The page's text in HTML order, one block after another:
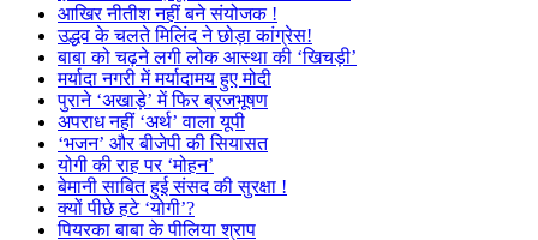
आखिर नीतीश नहीं बने संयोजक !
उद्धव के चलते मिलिंद ने छोड़ा कांग्रेस!
बाबा को चढ़ने लगी लोक आस्था की ‘खिचड़ी’
मर्यादा नगरी में मर्यादामय हुए मोदी
पुराने ‘अखाड़े’ में फिर ब्रजभूषण
अपराध नहीं ‘अर्थ’ वाला यूपी
‘भजन’ और बीजेपी की सियासत
योगी की राह पर ‘मोहन’
बेमानी साबित हुई संसद की सुरक्षा !
क्यों पीछे हटे ‘योगी’?
पियरका बाबा के पीलिया श्राप